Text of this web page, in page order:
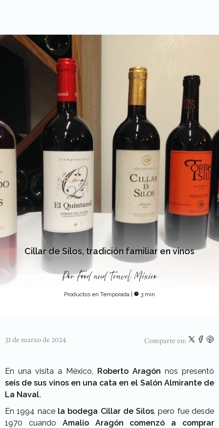
Cillar de Silos, tradición familiar en vinos
Por Food and Travel México
Productos en Temporada 3 min
31 de marzo de 2024 Comparte en:
En una visita a México, Roberto Aragón nos presentó
seis de sus vinos en una cata en el Salón Almirante de
La Naval.
En 1994 nace la bodega Cillar de Silos, pero fue desde
1970 cuando Amalio Aragón comenzó a comprar